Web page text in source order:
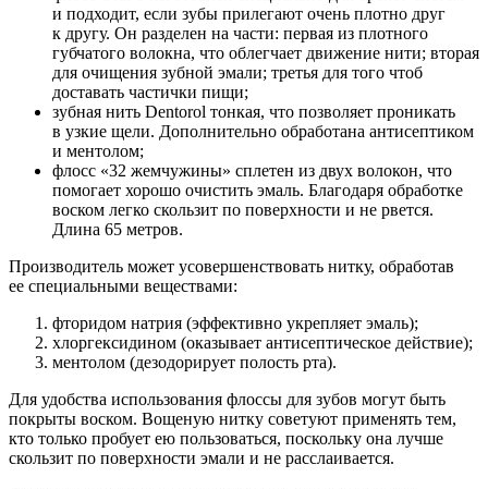
и подходит, если зубы прилегают очень плотно друг
к другу. Он разделен на части: первая из плотного
губчатого волокна, что облегчает движение нити; вторая
для очищения зубной эмали; третья для того чтоб
доставать частички пищи;
зубная нить Dentorol тонкая, что позволяет проникать
в узкие щели. Дополнительно обработана антисептиком
и ментолом;
флосс «32 жемчужины» сплетен из двух волокон, что
помогает хорошо очистить эмаль. Благодаря обработке
воском легко скользит по поверхности и не рвется.
Длина 65 метров.
Производитель может усовершенствовать нитку, обработав
ее специальными веществами:
фторидом натрия (эффективно укрепляет эмаль);
хлоргексидином (оказывает антисептическое действие);
ментолом (дезодорирует полость рта).
Для удобства использования флоссы для зубов могут быть
покрыты воском. Вощеную нитку советуют применять тем,
кто только пробует ею пользоваться, поскольку она лучше
скользит по поверхности эмали и не расслаивается.